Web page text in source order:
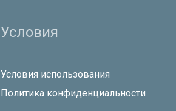
Условия
Условия использования
Политика конфиденциальности